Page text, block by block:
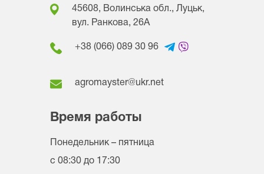
45608, Волинська обл., Луцьк,
вул. Ранкова, 26A
+38 (066) 089 30 96
agromayster@ukr.net
Время работы
Понедельник – пятница
с 08:30 до 17:30